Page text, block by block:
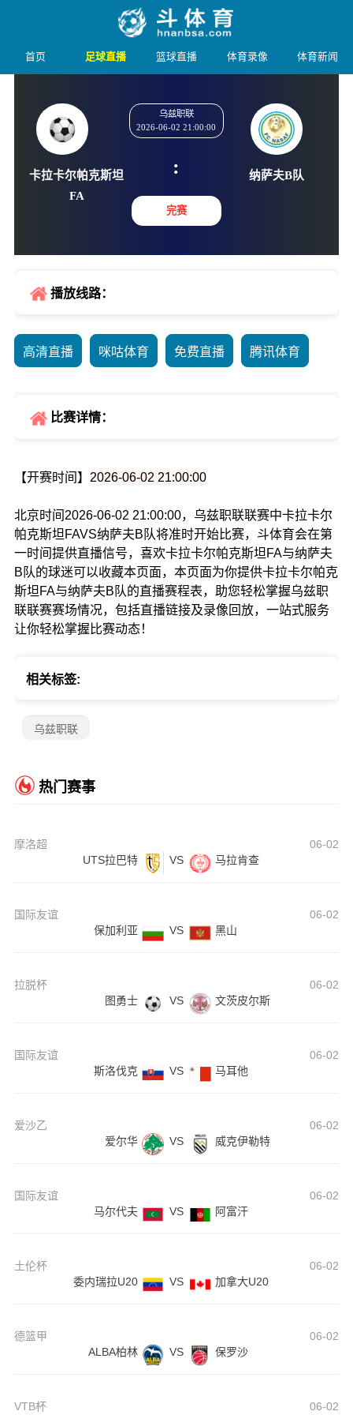
首页 足球直播 篮球直播 体育录像 体育新闻
卡拉卡尔帕克斯坦
乌兹职联
2026-06-02 21:00:00
:
完赛
播放线路：
高清直播 咪咕体育 免费直播 腾讯体育
比赛详情：
【开赛时间】 2026-06-02 21:00:00
北京时间2026-06-02 21:00:00，乌兹职联联赛中卡拉卡尔
帕克斯坦FAVS纳萨夫B队将准时开始比赛，斗体育会在第
一时间提供直播信号，喜欢卡拉卡尔帕克斯坦FA与纳萨夫
B队的球迷可以收藏本页面，本页面为你提供卡拉卡尔帕克
斯坦FA与纳萨夫B队的直播赛程表，助您轻松掌握乌兹职
联联赛赛场情况，包括直播链接及录像回放，一站式服务
让你轻松掌握比赛动态！
相关标签:
乌兹职联
热门赛事
摩洛超
06-02
UTS拉巴特
VS 马拉肯查
国际友谊
06-02
保加利亚
VS 黑山
拉脱杯
06-02
图勇士
VS 文茨皮尔斯
国际友谊
06-02
斯洛伐克
VS 马耳他
爱沙乙
06-02
爱尔华
VS 威克伊勒特
国际友谊
06-02
马尔代夫
VS 阿富汗
土伦杯
06-02
委内瑞拉U20
VS 加拿大U20
德篮甲
06-02
ALBA柏林
VS 保罗沙
VTB杯 06-02